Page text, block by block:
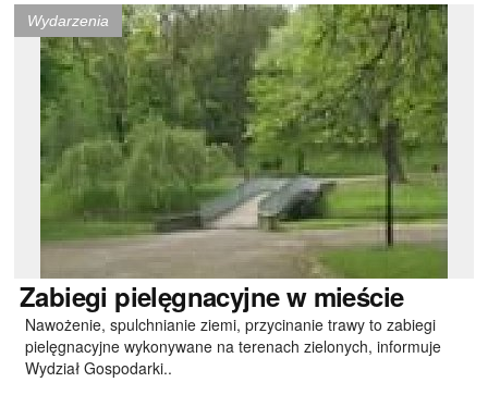
Wydarzenia
Zabiegi pielęgnacyjne w mieście
Nawożenie, spulchnianie ziemi, przycinanie trawy to zabiegi
pielęgnacyjne wykonywane na terenach zielonych, informuje
Wydział Gospodarki..